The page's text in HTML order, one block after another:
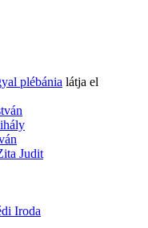
plébánia látja el
Judit
Iroda